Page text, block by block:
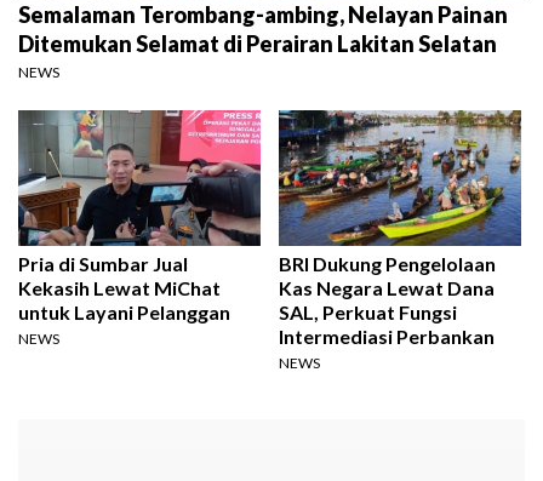
Semalaman Terombang-ambing, Nelayan Painan
Ditemukan Selamat di Perairan Lakitan Selatan
NEWS
Pria di Sumbar Jual
Kekasih Lewat MiChat
untuk Layani Pelanggan
NEWS
BRI Dukung Pengelolaan
Kas Negara Lewat Dana
SAL, Perkuat Fungsi
Intermediasi Perbankan
NEWS